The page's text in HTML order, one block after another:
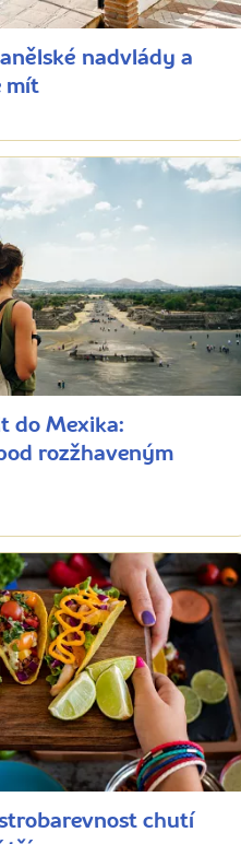
nadvlády a
mít
do Mexika:
rozžhaveným
chutí